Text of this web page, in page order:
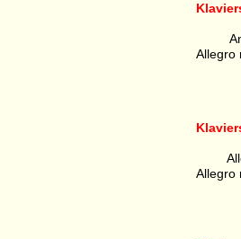
Allegro
Allegro